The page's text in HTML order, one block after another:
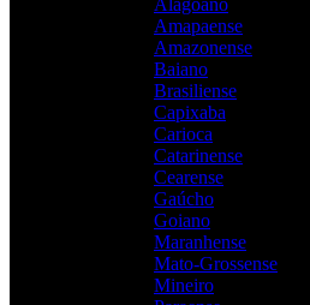
Amapaense
Amazonense
Baiano
Brasiliense
Capixaba
Carioca
Catarinense
Cearense
Gaúcho
Goiano
Maranhense
Mato-Grossense
Mineiro